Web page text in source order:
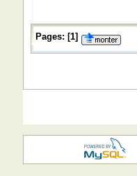
Pages: [1]